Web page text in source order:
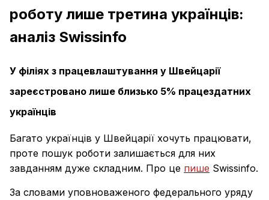
роботу лише третина українців:
аналіз Swissinfo
У філіях з працевлаштування у Швейцарії
зареєстровано лише близько 5% працездатних
українців
Багато українців у Швейцарії хочуть працювати,
проте пошук роботи залишається для них
завданням дуже складним. Про це пише Swissinfo.
За словами уповноваженого федерального уряду